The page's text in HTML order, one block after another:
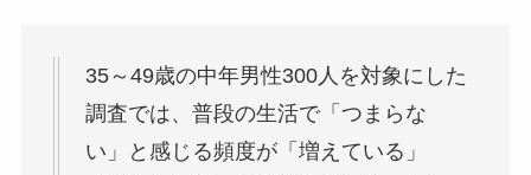
35～49歳の中年男性300人を対象にした
調査では、普段の生活で「つまらな
い」と感じる頻度が「増えている」